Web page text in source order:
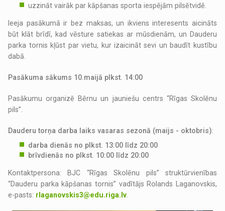
uzzināt vairāk par kāpšanas sporta iespējām pilsētvidē.
Ieeja pasākumā ir bez maksas, un ikviens interesents aicināts
būt klāt brīdī, kad vēsture satiekas ar mūsdienām, un Dauderu
parka tornis kļūst par vietu, kur izaicināt sevi un baudīt kustību
dabā.
Pasākuma sākums 10.maijā plkst. 14:00
Pasākumu organizē Bērnu un jauniešu centrs “Rīgas Skolēnu
pils”.
Dauderu torņa darba laiks vasaras sezonā (maijs - oktobris):
darba dienās no plkst. 13:00 līdz 20:00
brīvdienās no plkst. 10:00 līdz 20:00
Kontaktpersona: BJC “Rīgas Skolēnu pils” struktūrvienības
“Dauderu parka kāpšanas tornis” vadītājs Rolands Laganovskis,
e-pasts: rlaganovskis3@edu.riga.lv